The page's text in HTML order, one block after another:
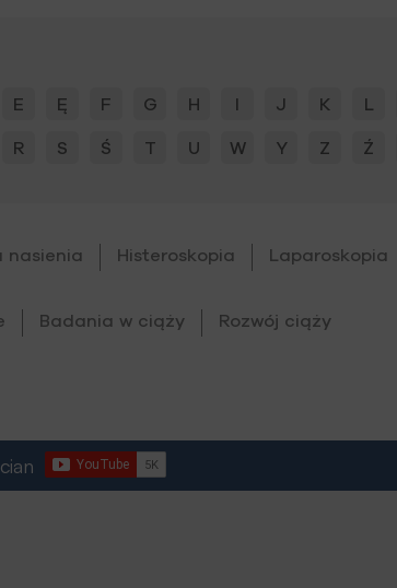
E Ę F G H I J K L
R S Ś T U W Y Z Ź
nasienia Histeroskopia Laparoskopia
Badania w ciąży Rozwój ciąży